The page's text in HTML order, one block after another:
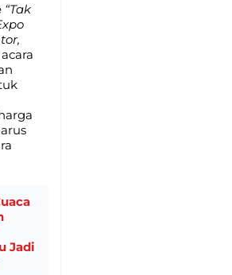
“Tak
acara
Jadi